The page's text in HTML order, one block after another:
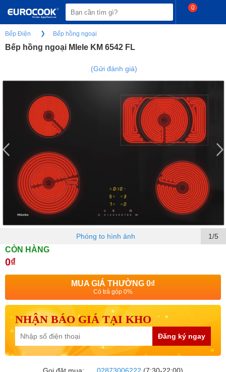
0
Bếp Điện Bếp hồng ngoại
Bếp hồng ngoại MIele KM 6542 FL
(Gửi đánh giá)
1/5
Phóng to hình ảnh
CÒN HÀNG
0₫
MUA GIÁ THƯỜNG 0₫
Có trả góp 0%
NHẬN BÁO GIÁ TẠI KHO
Đăng ký ngay